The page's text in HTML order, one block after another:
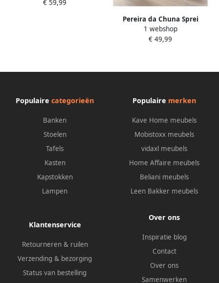
€ 59,99
Pereira da Chuna Sprei
1 webshop
€ 49,99
Populaire categorieën
Banken
Stoelen
Tafels
Kasten
Kapstokken
Lampen
Populaire merken
Kave Home meubels
Mobistoxx meubels
vidaxl meubels
Home Affaire meubels
Beliani meubels
Leen Bakker meubels
Klantenservice
Retourneren & ruilen
Verzending & bezorging
Status van bestelling
Over ons
Inspiratie blog
Contact
Over ons
Samenwerken